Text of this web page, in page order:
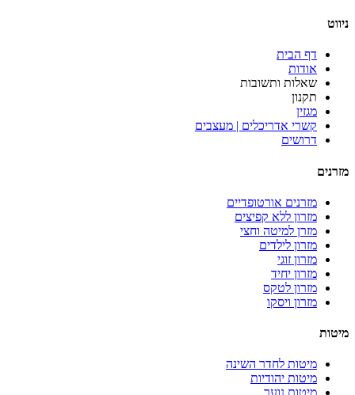
ניווט
דף הבית
אודות
שאלות ותשובות
תקנון
מגזין
קשרי אדריכלים | מעצבים
דרושים
מזרנים
מזרנים אורטופדיים
מזרון ללא קפיצים
מזרן למיטה וחצי
מזרון לילדים
מזרון זוגי
מזרון יחיד
מזרון לטקס
מזרון ויסקו
מיטות
מיטות לחדר השינה
מיטות יהודיות